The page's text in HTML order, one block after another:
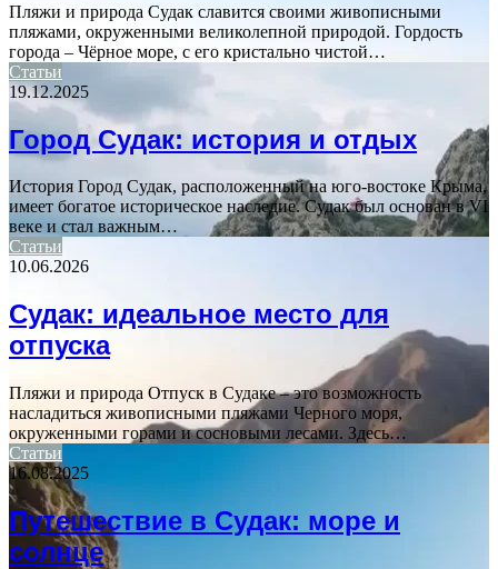
Пляжи и природа Судак славится своими живописными
пляжами, окруженными великолепной природой. Гордость
города – Чёрное море, с его кристально чистой…
Статьи
19.12.2025
Город Судак: история и отдых
История Город Судак, расположенный на юго-востоке Крыма,
имеет богатое историческое наследие. Судак был основан в VI
веке и стал важным…
Статьи
10.06.2026
Судак: идеальное место для
отпуска
Пляжи и природа Отпуск в Судаке – это возможность
насладиться живописными пляжами Черного моря,
окруженными горами и сосновыми лесами. Здесь…
Статьи
16.08.2025
Путешествие в Судак: море и
солнце